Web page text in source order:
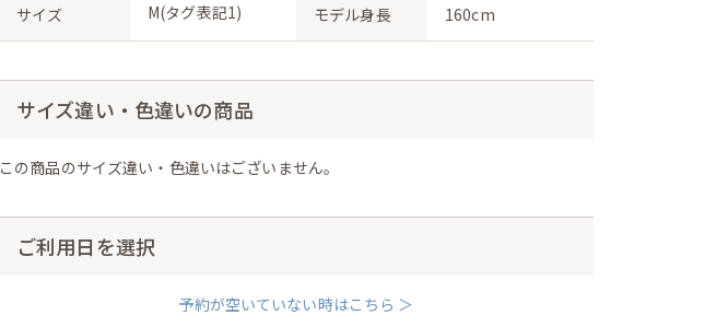
サイズ M(タグ表記1) モデル身長 160cm
サイズ違い・色違いの商品
この商品のサイズ違い・色違いはございません。
ご利用日を選択
予約が空いていない時はこちら ＞